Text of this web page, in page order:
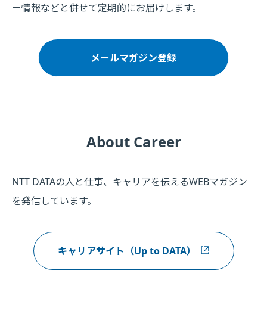
ー情報などと併せて定期的にお届けします。
メールマガジン登録
About Career
NTT DATAの人と仕事、キャリアを伝えるWEBマガジン
を発信しています。
キャリアサイト（Up to DATA）